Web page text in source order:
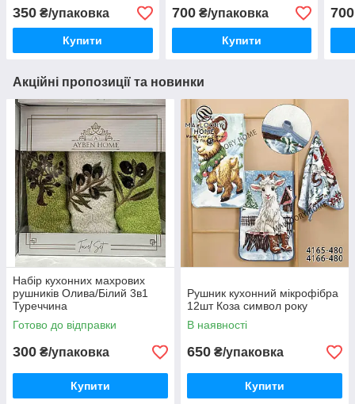
350 ₴/упаковка
Купити
700₴/упаковка
Купити
700
Акційні пропозиції та новинки
Набір кухонних махрових
рушників Олива/Білий 3в1
Туреччина
Готово до відправки
300 ₴/упаковка
Купити
Рушник кухонний мікрофібра
12шт Коза символ року
В наявності
650 ₴/упаковка
Купити